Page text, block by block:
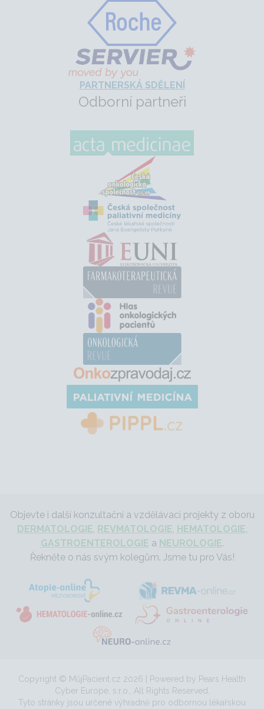
PARTNERSKÁ SDĚLENÍ
Odborní partneři
Objevte i další konzultační a vzdělávací projekty z oboru
DERMATOLOGIE REVMATOLOGIE HEMATOLOGIE
GASTROENTEROLOGIE a NEUROLOGIE.
Řekněte o nás svým kolegům. Jsme tu pro Vás!
Copyright © MůjPacient.cz 2026 | Powered by Pears Health
Cyber Europe, s.r.o., All Rights Reserved.
Tyto stránky jsou určené výhradně pro odbornou lékařskou